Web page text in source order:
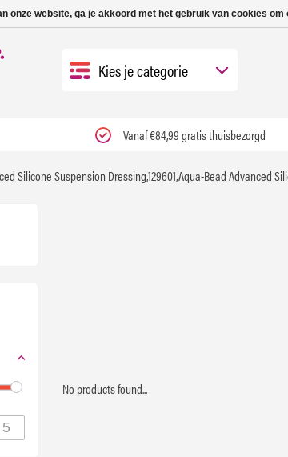
levertijd: 1 tot 3 werkdagen | Nu 25% korting op
Kies je categorie
Vanaf €84,99 gratis thuisbezorgd
Silicone Suspension Dressing,129601,Aqua-Bead Advanced
No products found...
onze website, ga je akkoord met het gebruik van cookies